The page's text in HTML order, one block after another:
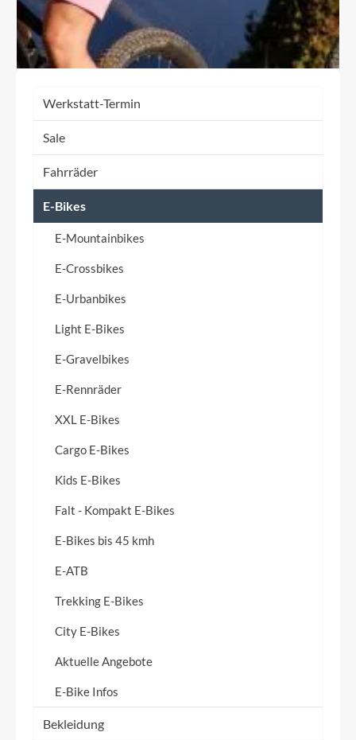
Werkstatt-Termin
Sale
Fahrräder
E-Bikes
E-Mountainbikes
E-Crossbikes
E-Urbanbikes
Light E-Bikes
E-Gravelbikes
E-Rennräder
XXL E-Bikes
Cargo E-Bikes
Kids E-Bikes
Falt - Kompakt E-Bikes
E-Bikes bis 45 kmh
E-ATB
Trekking E-Bikes
City E-Bikes
Aktuelle Angebote
E-Bike Infos
Bekleidung